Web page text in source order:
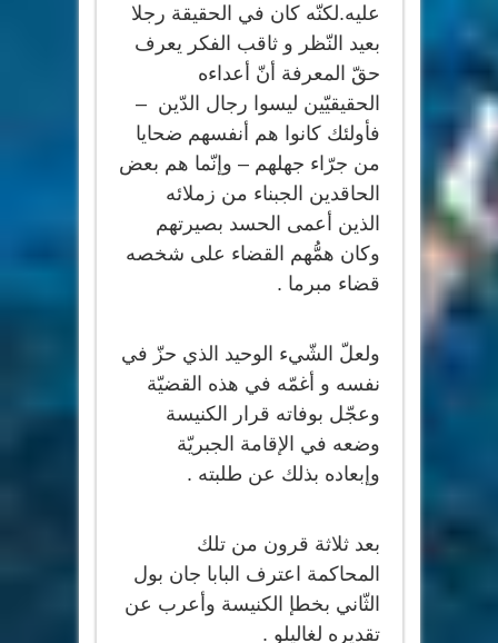
عليه.لكنّه كان في الحقيقة رجلا
بعيد النّظر و ثاقب الفكر يعرف
حقّ المعرفة أنّ أعداءه
الحقيقيّين ليسوا رجال الدّين –
فأولئك كانوا هم أنفسهم ضحايا
من جرّاء جهلهم – وإنّما هم بعض
الحاقدين الجبناء من زملائه
الذين أعمى الحسد بصيرتهم
وكان همُّهم القضاء على شخصه
قضاء مبرما .
ولعلّ الشّيء الوحيد الذي حزّ في
نفسه و أغمّه في هذه القضيّة
وعجّل بوفاته قرار الكنيسة
وضعه في الإقامة الجبريّة
وإبعاده بذلك عن طلبته .
بعد ثلاثة قرون من تلك
المحاكمة اعترف البابا جان بول
الثّاني بخطإ الكنيسة وأعرب عن
تقديره لغاليلو .